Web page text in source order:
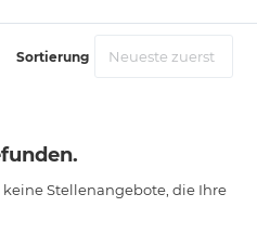
Sortierung
Stellenangebote, die Ihre